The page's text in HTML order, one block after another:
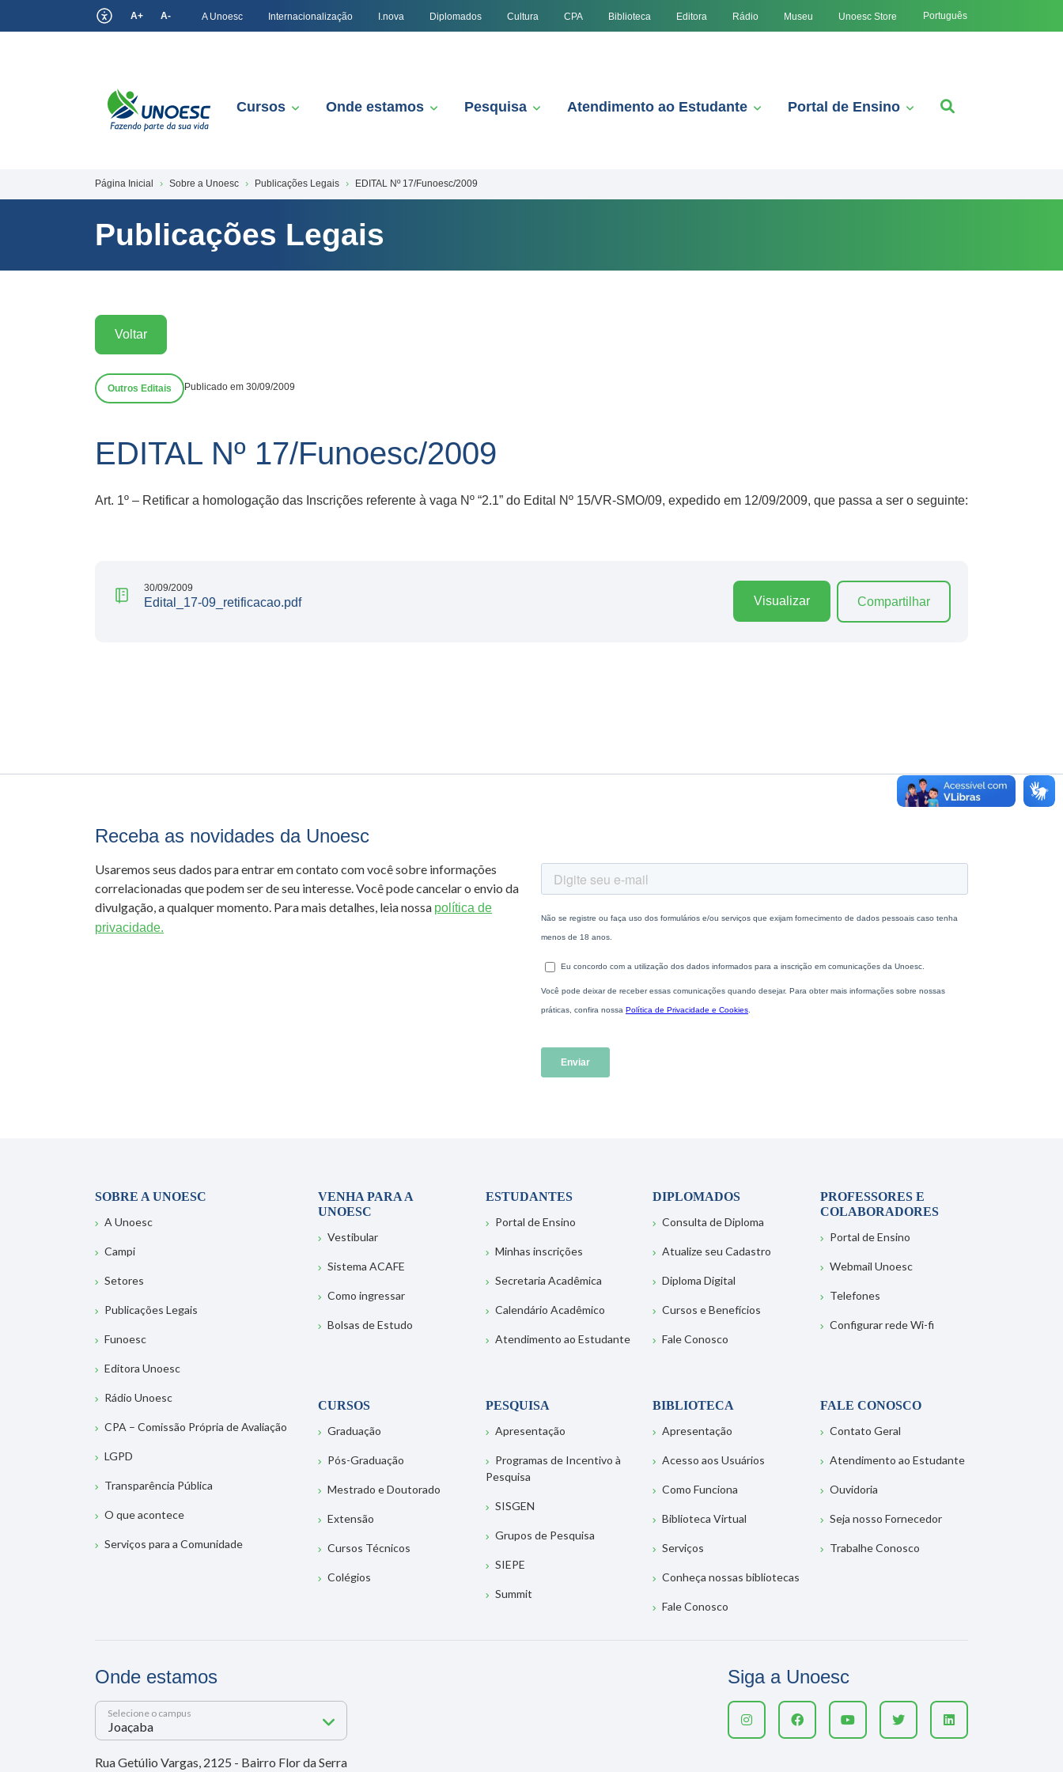
A+ A- A Unoesc Internacionalização I.nova Diplomados Cultura CPA Biblioteca Editora Rádio Museu Unoesc Store Português
Cursos Onde estamos Pesquisa Atendimento ao Estudante Portal de Ensino
Página Inicial Sobre a Unoesc Publicações Legais EDITAL Nº 17/Funoesc/2009
Publicações Legais
Voltar
Outros Editais Publicado em 30/09/2009
EDITAL Nº 17/Funoesc/2009
Art. 1º – Retificar a homologação das Inscrições referente à vaga Nº “2.1” do Edital Nº 15/VR-SMO/09, expedido em 12/09/2009, que passa a ser o seguinte:
30/09/2009
Edital_17-09_retificacao.pdf Visualizar Compartilhar
Receba as novidades da Unoesc
Usaremos seus dados para entrar em contato com você sobre informações
correlacionadas que podem ser de seu interesse. Você pode cancelar o envio da
divulgação, a qualquer momento. Para mais detalhes, leia nossa política de
privacidade.
SOBRE A UNOESC
A Unoesc
Campi
Setores
Publicações Legais
Funoesc
Editora Unoesc
Rádio Unoesc
CPA – Comissão Própria de Avaliação
LGPD
Transparência Pública
O que acontece
Serviços para a Comunidade
VENHA PARA A
UNOESC
Vestibular
Sistema ACAFE
Como ingressar
Bolsas de Estudo
ESTUDANTES
Portal de Ensino
Minhas inscrições
Secretaria Acadêmica
Calendário Acadêmico
Atendimento ao Estudante
DIPLOMADOS
Consulta de Diploma
Atualize seu Cadastro
Diploma Digital
Cursos e Benefícios
Fale Conosco
PROFESSORES E
COLABORADORES
Portal de Ensino
Webmail Unoesc
Telefones
Configurar rede Wi-fi
CURSOS
Graduação
Pós-Graduação
Mestrado e Doutorado
Extensão
Cursos Técnicos
Colégios
PESQUISA
Apresentação
Programas de Incentivo à
Pesquisa
SISGEN
Grupos de Pesquisa
SIEPE
Summit
BIBLIOTECA
Apresentação
Acesso aos Usuários
Como Funciona
Biblioteca Virtual
Serviços
Conheça nossas bibliotecas
Fale Conosco
FALE CONOSCO
Contato Geral
Atendimento ao Estudante
Ouvidoria
Seja nosso Fornecedor
Trabalhe Conosco
Onde estamos
Selecione o campus
Rua Getúlio Vargas, 2125 - Bairro Flor da Serra
Siga a Unoesc